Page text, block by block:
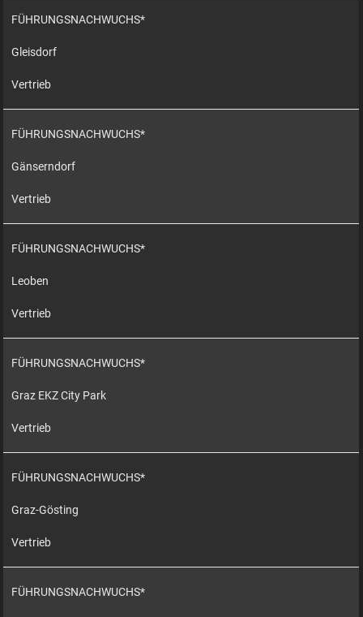
FÜHRUNGSNACHWUCHS*
Gleisdorf
Vertrieb
FÜHRUNGSNACHWUCHS*
Gänserndorf
Vertrieb
FÜHRUNGSNACHWUCHS*
Leoben
Vertrieb
FÜHRUNGSNACHWUCHS*
Graz EKZ City Park
Vertrieb
FÜHRUNGSNACHWUCHS*
Graz-Gösting
Vertrieb
FÜHRUNGSNACHWUCHS*